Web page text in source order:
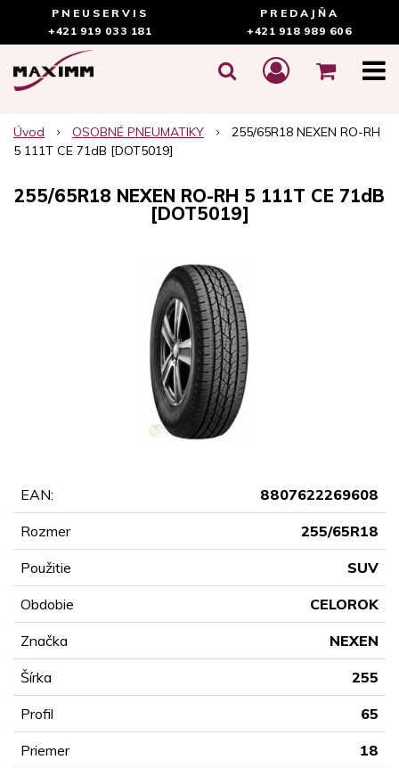
PNEUSERVIS
+421 919 033 181
PREDAJŇA
+421 918 989 606
Úvod OSOBNÉ PNEUMATIKY
255/65R18 NEXEN RO-RH
5 111T CE 71dB [DOT5019]
255/65R18 NEXEN RO-RH 5 111T CE 71dB
[DOT5019]
EAN: 8807622269608
Rozmer 255/65R18
Použitie SUV
Obdobie CELOROK
Značka NEXEN
Šírka 255
Profil 65
Priemer 18